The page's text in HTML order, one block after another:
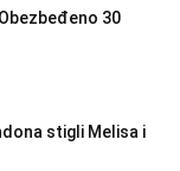
Obezbeđeno 30
stigli Melisa i